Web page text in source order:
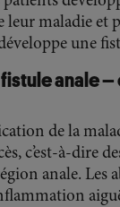
leur maladie et
une
anale –
de la
c’est-à-dire
anale. Les